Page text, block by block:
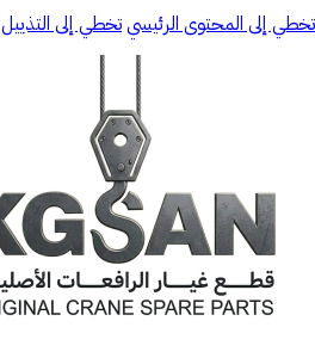
تخطي إلى المحتوى الرئيسيتخطي إلى التذييل